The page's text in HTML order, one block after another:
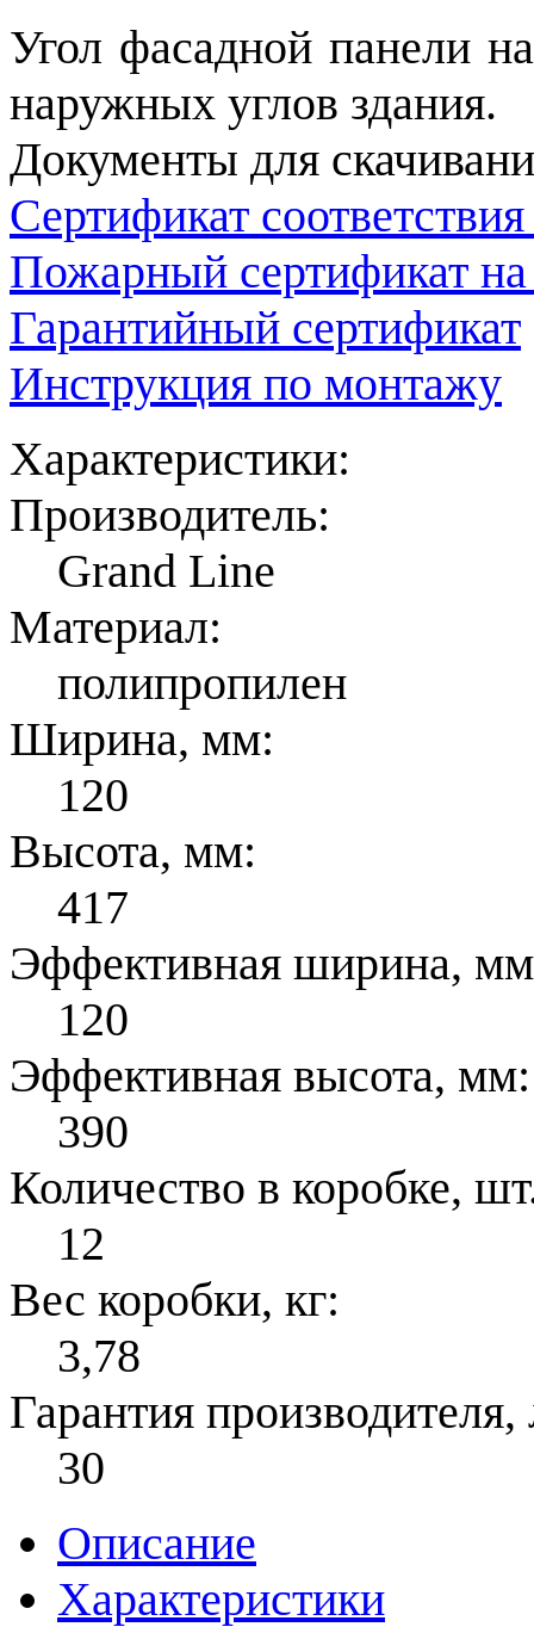
Угол фасадной панели
наружных углов здания.
Документы для
Сертификат
Пожарный сертификат
Гарантийный сертификат
Инструкция по монтажу
Характеристики:
Производитель:
Grand Line
Материал:
полипропилен
Ширина, мм:
120
Высота, мм:
417
Эффективная ширина,
120
Эффективная высота, мм:
390
Количество в коробке,
12
Вес коробки, кг:
3,78
Гарантия производителя,
30
Описание
Характеристики